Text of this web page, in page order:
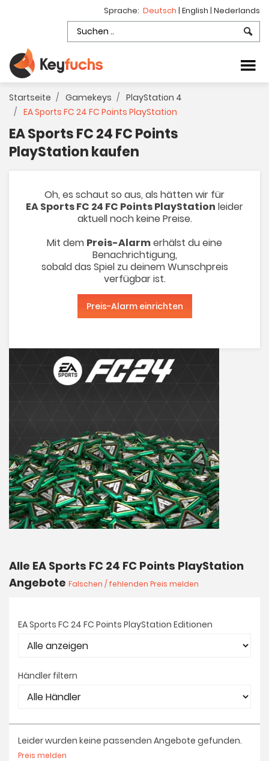
Sprache: Deutsch | English | Nederlands
Startseite Gamekeys
PlayStation 4
EA Sports FC 24 FC Points PlayStation
EA Sports FC 24 FC Points
PlayStation kaufen
Oh, es schaut so aus, als hätten wir für
EA Sports FC 24 FC Points PlayStation leider
aktuell noch keine Preise.
Mit dem Preis-Alarmerhälst du eine
Benachrichtigung,
sobald das Spiel zu deinem Wunschpreis
verfügbar ist.
Preis-Alarm einrichten
Alle EA Sports FC 24 FC Points PlayStation
Angebote Falschen / fehlenden Preis melden
EA Sports FC 24 FC Points PlayStation Editionen
Händler filtern
Leider wurden keine passenden Angebote gefunden.
Preis melden